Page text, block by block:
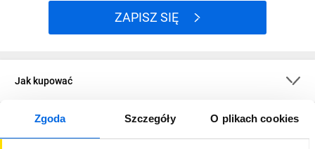
Zgoda Szczegóły O plikach cookies
ZAPISZ SIĘ
Jak kupować
O firmie